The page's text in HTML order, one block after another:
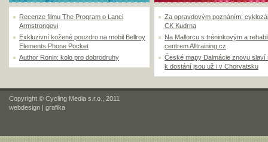
Recenze filmu The Program o Lanci
Armstrongovi
Exkluzivní kožené pouzdro na mobil Bellroy
Elements Phone Pocket
Author Ronin: kolo pro dobrodruhy
Za opravdovým poznáním:
CK Kudrna
Na Mallorcu s tréninkovým a
centrem Alltraining.cz
České mapy Dalmácie znovu slaví
k dostání jsou už i v Chorvatsku
Copyright © Cycling Media s.r.o., 2011
webdesign | grafika